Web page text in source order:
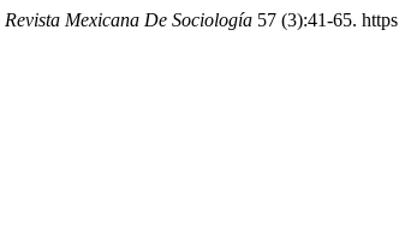
Revista Mexicana De Sociología 57 (3):41-65.